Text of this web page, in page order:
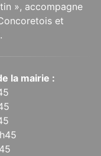
», accompagne
et
la mairie :